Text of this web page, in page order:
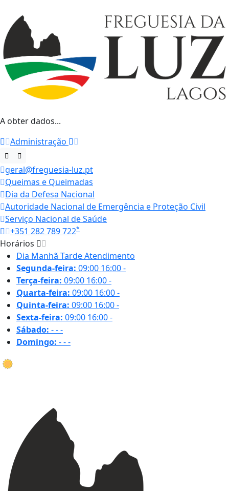
A obter dados...
Administração
geral@freguesia-luz.pt
Queimas e Queimadas
Dia da Defesa Nacional
Autoridade Nacional de Emergência e Proteção Civil
Serviço Nacional de Saúde
+351 282 789 722*
Horários
Dia Manhã TardeAtendimento
Segunda-feira: 09:00 16:00-
Terça-feira: 09:00 16:00-
Quarta-feira: 09:00 16:00-
Quinta-feira: 09:00 16:00-
Sexta-feira: 09:00 16:00-
Sábado: ---
Domingo: ---